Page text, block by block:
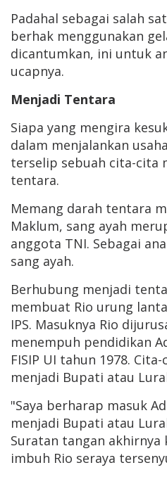
Padahal sebagai salah
berhak menggunakan
dicantumkan, ini untuk
ucapnya.
Menjadi Tentara
Siapa yang mengira
dalam menjalankan
terselip sebuah cita-cita
tentara.
Memang darah tentara
Maklum, sang ayah
anggota TNI. Sebagai
sang ayah.
Berhubung menjadi
membuat Rio urung
IPS. Masuknya Rio
menempuh pendidikan
FISIP UI tahun 1978.
menjadi Bupati atau
"Saya berharap masuk
menjadi Bupati atau
Suratan tangan akhirnya
imbuh Rio seraya